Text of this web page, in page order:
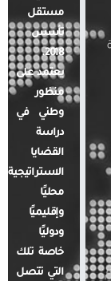
مستقل
تأسس
2018.
يعتمد على
منظور
وطني في
دراسة
القضايا
الاستراتيجية
محليًا
وإقليميًا
ودوليًا
خاصة تلك
التي تتصل